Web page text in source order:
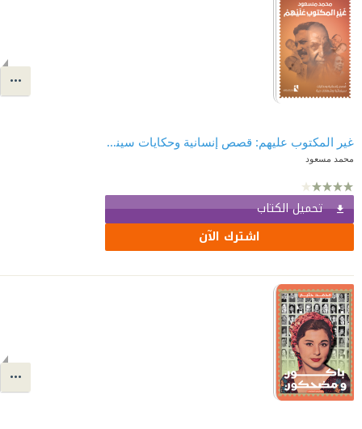
غير المكتوب عليهم: قصص إنسانية وحكايات سينمائية وشهادات حية
محمد مسعود
تحميل الكتاب
اشترك الآن